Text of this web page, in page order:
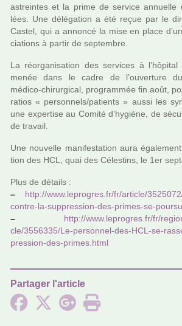
astrein­tes et la prime de ser­vice annuelle
lées. Une délé­ga­tion a été reçue par le
Castel, qui a annoncé la mise en place
cia­tions à partir de sep­tem­bre.
La réor­ga­ni­sa­tion des ser­vi­ces à l’hôpi­tal
menée dans le cadre de l’ouver­ture
médico-chi­rur­gi­cal, pro­gram­mée fin août,
ratios « per­son­nels/patients » aussi les
une exper­tise au Comité d’hygiène, de
de tra­vail.
Une nou­velle mani­fes­ta­tion aura
tion des HCL, quai des Célestins, le 1er
Plus de détails :
–
http://www.lepro­gres.fr/fr/arti­cle/
contre-la-sup­pres­sion-des-primes-se-
–
http://www.lepro­gres.fr/fr/
cle/3556335/Le-per­son­nel-des-HCL-se-
pres­sion-des-primes.html
Partager l'article